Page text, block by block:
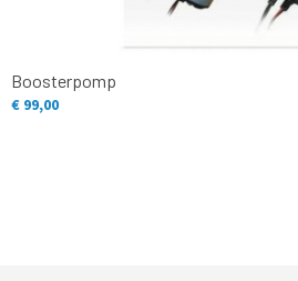
Boosterpomp
€ 99,00